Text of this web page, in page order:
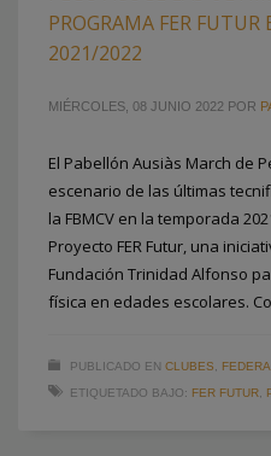
PROGRAMA FER
2021/2022
MIÉRCOLES, 08 JUNIO 2022 POR
El Pabellón Ausiàs March de
escenario de las últimas
la FBMCV en la temporada
Proyecto FER Futur, una
Fundación Trinidad Alfonso
física en edades escolares.
PUBLICADO EN CLUBES
ETIQUETADO BAJO: FER FUTUR